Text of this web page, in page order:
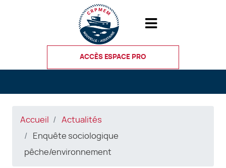
au
contenu
principal
ACCÈS ESPACE PRO
Accueil
Actualités
Enquête sociologique
pêche/environnement